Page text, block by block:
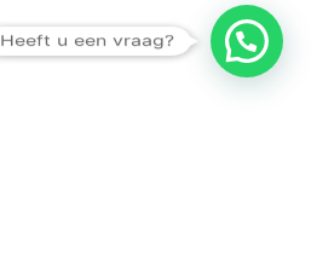
Heeft u een vraag?